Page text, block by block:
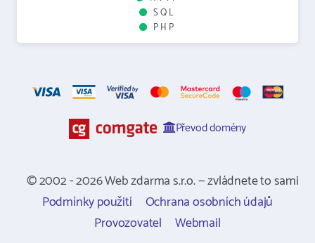
SQL
PHP
Převod domény
© 2002 - 2026 Web zdarma s.r.o. — zvládnete to sami
Podmínky použití
Ochrana osobních údajů
Provozovatel
Webmail